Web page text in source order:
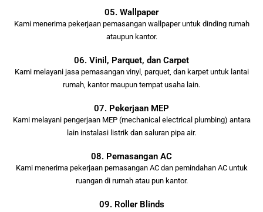
05. Wallpaper
Kami menerima pekerjaan pemasangan wallpaper untuk dinding rumah
ataupun kantor.
06. Vinil, Parquet, dan Carpet
Kami melayani jasa pemasangan vinyl, parquet, dan karpet untuk lantai
rumah, kantor maupun tempat usaha lain.
07. Pekerjaan MEP
Kami melayani pengerjaan MEP (mechanical electrical plumbing) antara
lain instalasi listrik dan saluran pipa air.
08. Pemasangan AC
Kami menerima pekerjaan pemasangan AC dan pemindahan AC untuk
ruangan di rumah atau pun kantor.
09. Roller Blinds